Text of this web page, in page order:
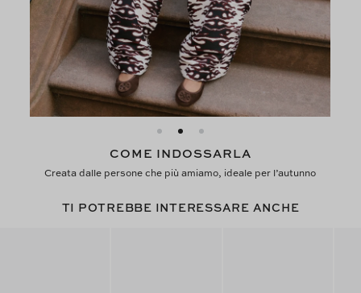
COME INDOSSARLA
Creata dalle persone che più amiamo, ideale per l’autunno
TI POTREBBE INTERESSARE ANCHE